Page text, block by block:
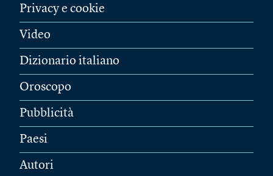
Privacy e cookie
Video
Dizionario italiano
Oroscopo
Pubblicità
Paesi
Autori